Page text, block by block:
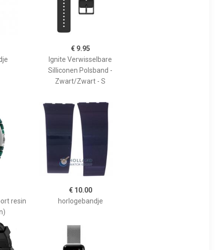
€ 9.95
Ignite Verwisselbare
Silliconen Polsband -
Zwart/Zwart - S
resin
€ 10.00
horlogebandje